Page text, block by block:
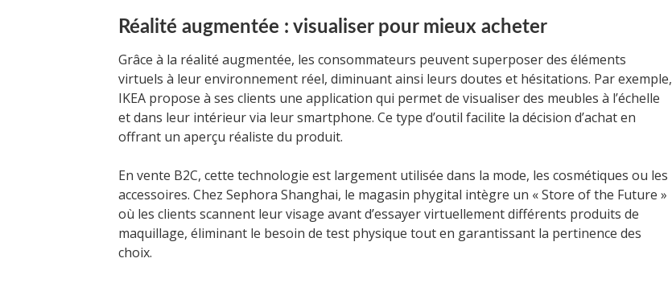
Réalité augmentée : visualiser pour mieux acheter
Grâce à la réalité augmentée, les consommateurs peuvent superposer des éléments
virtuels à leur environnement réel, diminuant ainsi leurs doutes et hésitations. Par exemple,
IKEA propose à ses clients une application qui permet de visualiser des meubles à l’échelle
et dans leur intérieur via leur smartphone. Ce type d’outil facilite la décision d’achat en
offrant un aperçu réaliste du produit.
En vente B2C, cette technologie est largement utilisée dans la mode, les cosmétiques ou les
accessoires. Chez Sephora Shanghai, le magasin phygital intègre un « Store of the Future »
où les clients scannent leur visage avant d’essayer virtuellement différents produits de
maquillage, éliminant le besoin de test physique tout en garantissant la pertinence des
choix.